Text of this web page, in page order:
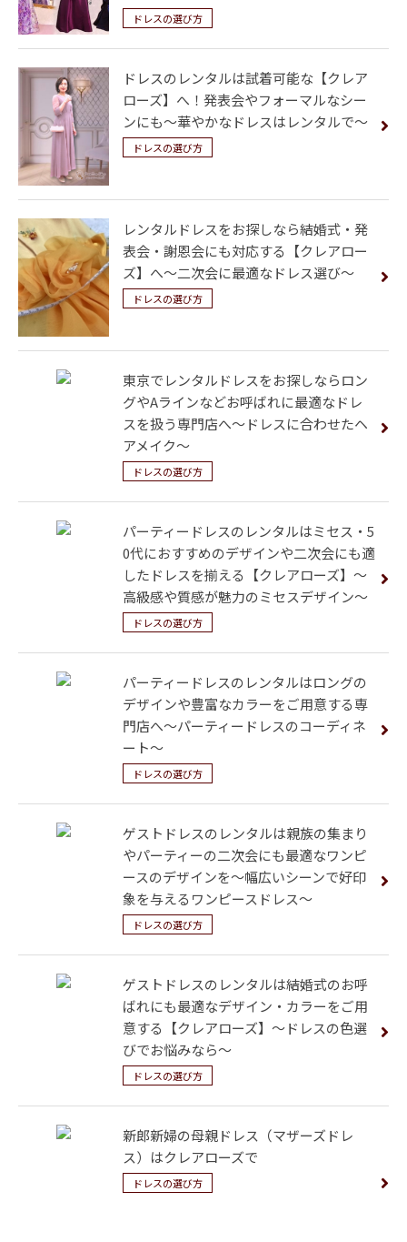
ドレスの選び方
ドレスのレンタルは試着可能な【クレア
ローズ】へ！発表会やフォーマルなシー
ンにも～華やかなドレスはレンタルで～
ドレスの選び方
レンタルドレスをお探しなら結婚式・発
表会・謝恩会にも対応する【クレアロー
ズ】へ～二次会に最適なドレス選び～
ドレスの選び方
東京でレンタルドレスをお探しならロン
グやAラインなどお呼ばれに最適なドレ
スを扱う専門店へ～ドレスに合わせたヘ
アメイク～
ドレスの選び方
パーティードレスのレンタルはミセス・5
0代におすすめのデザインや二次会にも適
したドレスを揃える【クレアローズ】～
高級感や質感が魅力のミセスデザイン～
ドレスの選び方
パーティードレスのレンタルはロングの
デザインや豊富なカラーをご用意する専
門店へ～パーティードレスのコーディネ
ート～
ドレスの選び方
ゲストドレスのレンタルは親族の集まり
やパーティーの二次会にも最適なワンピ
ースのデザインを～幅広いシーンで好印
象を与えるワンピースドレス～
ドレスの選び方
ゲストドレスのレンタルは結婚式のお呼
ばれにも最適なデザイン・カラーをご用
意する【クレアローズ】～ドレスの色選
びでお悩みなら～
ドレスの選び方
新郎新婦の母親ドレス（マザーズドレ
ス）はクレアローズで
ドレスの選び方